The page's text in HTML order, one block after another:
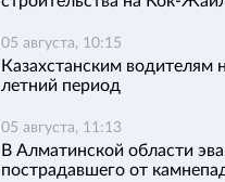
05 августа, 10:15
Казахстанским
летний период
05 августа, 11:13
В Алматинской области
пострадавшего от